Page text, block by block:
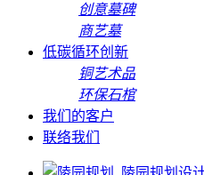
创意墓碑
商艺墓
低碳循环创新
铜艺术品
环保石棺
我们的客户
联络我们